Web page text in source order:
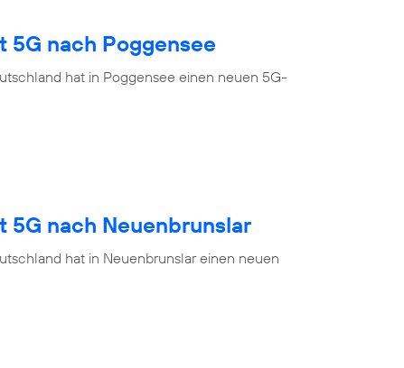
nach Poggensee
hat in Poggensee einen neuen 5G-
nach Neuenbrunslar
hat in Neuenbrunslar einen neuen